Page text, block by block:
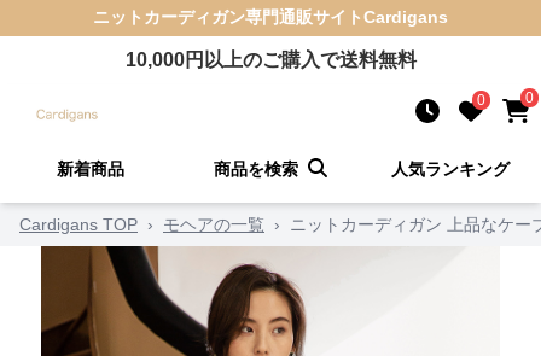
ニットカーディガン専門通販サイトCardigans
10,000円以上のご購入で送料無料
0 0
新着商品 商品を検索 人気ランキング
Cardigans TOP › モヘアの一覧 › ニットカーディガン 上品なケ